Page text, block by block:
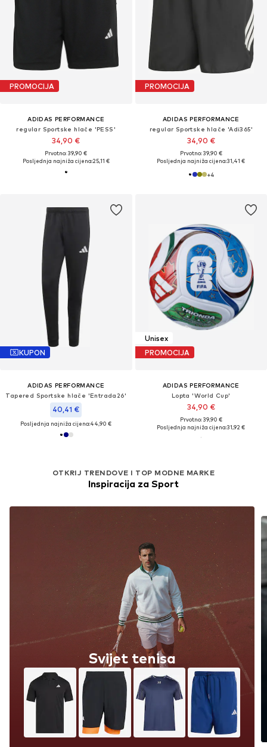
PROMOCIJA
ADIDAS PERFORMANCE
regular Sportske hlače 'PESS'
34,90 €
Prvotno: 39,90 €
Posljednja najniža cijena:25,11 €
PROMOCIJA
ADIDAS PERFORMANCE
regular Sportske hlače 'Adi365'
34,90 €
Prvotno: 39,90 €
Posljednja najniža cijena:31,41 €
+4
KUPON
ADIDAS PERFORMANCE
Tapered Sportske hlače 'Entrada26'
40,41 €
Posljednja najniža cijena:44,90 €
Unisex
PROMOCIJA
ADIDAS PERFORMANCE
Lopta 'World Cup'
34,90 €
Prvotno: 39,90 €
Posljednja najniža cijena:31,92 €
OTKRIJ TRENDOVE I TOP MODNE MARKE
Inspiracija za Sport
Svijet tenisa